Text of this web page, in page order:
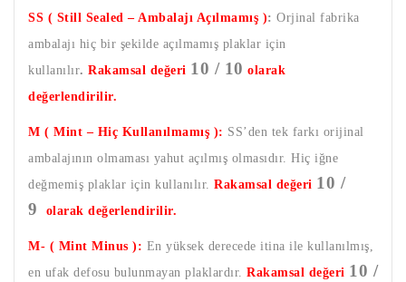
SS ( Still Sealed – Ambalajı Açılmamış ): Orjinal fabrika
ambalajı hiç bir şekilde açılmamış plaklar için
kullanılır. Rakamsal değeri 10 / 10 olarak
değerlendirilir.
M ( Mint – Hiç Kullanılmamış ): SS’den tek farkı orijinal
ambalajının olmaması yahut açılmış olmasıdır. Hiç iğne
değmemiş plaklar için kullanılır. Rakamsal değeri 10 /
9
olarak değerlendirilir.
M- ( Mint Minus ): En yüksek derecede itina ile kullanılmış,
en ufak defosu bulunmayan plaklardır. Rakamsal değeri 10 /